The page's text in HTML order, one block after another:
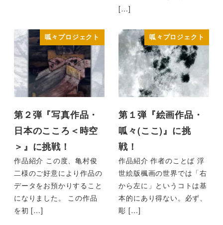
[…]
呱々プロジェクト
第２弾『写真作品・
日本のこころ＜時空
＞』に挑戦！
作品紹介 この度、亀村俊
二様のご好意により作品の
データをお預かりすること
になりました。 この作品
を初 […]
呱々プロジェクト
第１弾『絵画作品・
呱々(ここ)』に挑
戦！
作品紹介 作者のことば 浮
世絵版楓画の世界では「右
から左に」というコトは基
本的にあり得ない。必ず、
彫 […]